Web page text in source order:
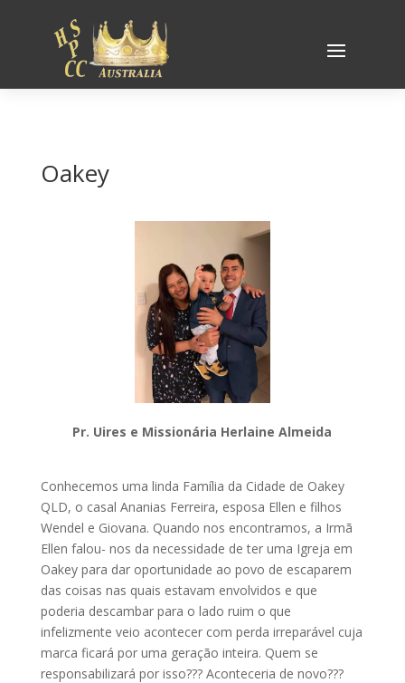
Oakey
Pr. Uires e Missionária Herlaine Almeida
Conhecemos uma linda Família da Cidade de Oakey
QLD, o casal Ananias Ferreira, esposa Ellen e filhos
Wendel e Giovana. Quando nos encontramos, a Irmã
Ellen falou- nos da necessidade de ter uma Igreja em
Oakey para dar oportunidade ao povo de escaparem
das coisas nas quais estavam envolvidos e que
poderia descambar para o lado ruim o que
infelizmente veio acontecer com perda irreparável cuja
marca ficará por uma geração inteira. Quem se
responsabilizará por isso??? Aconteceria de novo???